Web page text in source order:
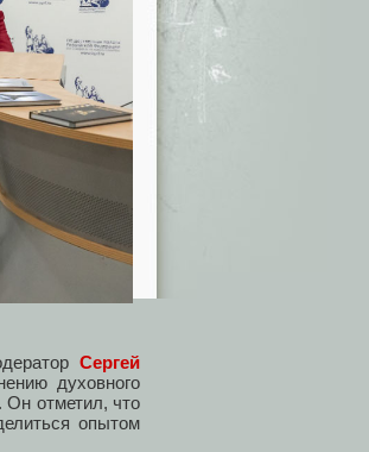
Сергей
духовного
Он отметил, что
опытом